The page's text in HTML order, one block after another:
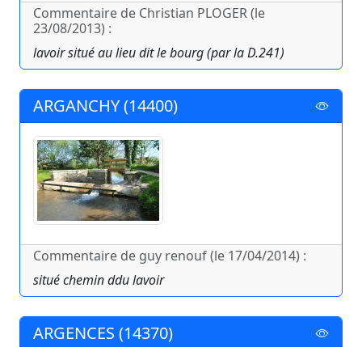
Commentaire de Christian PLOGER (le
23/08/2013) :
lavoir situé au lieu dit le bourg (par la D.241)
ARGANCHY (14400)
Commentaire de guy renouf (le 17/04/2014) :
situé chemin ddu lavoir
ARGENCES (14370)